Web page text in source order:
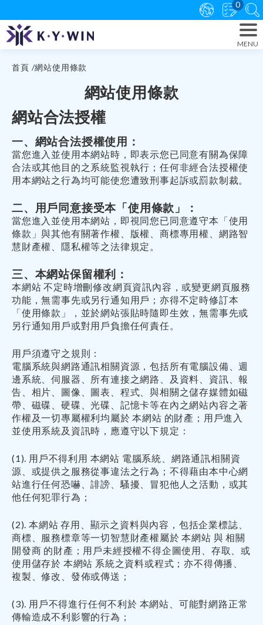
0
首頁 網站使用條款
網站使用條款
網站合法授權
一、網站合法授權使用：
當您進入並使用本網站時，即表示您已同意有關為保障
合法或其他目的之系統監視執行；任何非經合法授權使
用本網站之行為均可能使您遭致刑事起訴或罰款制裁。
二、用戶同意接受本「使用條款」：
當您進入並使用本網站，即視同您已同意遵守本「使用
條款」與其他有關著作權、版權、商標專用權、網路智
慧財產權、隱私權等之法律規定。
三、本網站保留權利：
本網站 不定時增刪修改網頁資訊內容，或變更網頁服務
功能，無需事先或另行通知用戶；亦得不定時修訂本
「使用條款」，並於網站張貼時隨即生效，無需事先或
另行通知用戶或對用戶負擔任何責任。
用戶須遵守之規則：
電腦系統與網路通訊相關資源，包括所有電腦設備、週
邊系統、伺服器、所有連接之網路、及資料、資訊、報
告、相片、圖像、圖表、程式、與相關之儲存媒體如磁
帶、磁碟、硬碟、光碟、記憶卡等在內之網站內容之著
作權及一切專屬權利均屬於 本網站 的財產；用戶進入
並使用系統及資訊時，應遵守以下規定：
(1). 用戶不得利用 本網站 電腦系統、網路通訊相關資
源、或提供之服務從事違法之行為；不得藉由本中心網
站進行任何恐嚇、誹謗、騷擾、冒犯他人之活動，或其
他任何犯罪行為；
(2). 本網站 存用、顯示之資料與內容，包括企業標誌、
商標、服務標章等一切智慧財產權屬於 本網站 與 相關
開發商 的財產；用戶未經授權不得企圖使用、存取、或
使用儲存於 本網站 系統之資料或程式；亦不得傳播、
複製、修改、發佈或傳送；
(3). 用戶不得進行任何不利於 本網站、可能對網路正常
傳輸造成不利影響的行為；